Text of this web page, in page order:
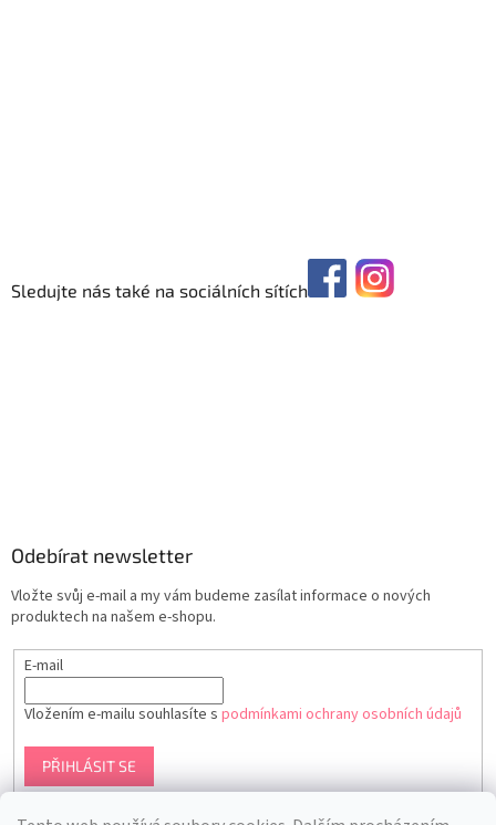
Sledujte nás také na sociálních sítích
Odebírat newsletter
Vložte svůj e-mail a my vám budeme zasílat informace o nových
produktech na našem e-shopu.
E-mail
Vložením e-mailu souhlasíte s podmínkami ochrany osobních údajů
PŘIHLÁSIT SE